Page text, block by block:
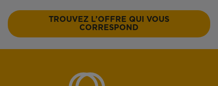
TROUVEZ L’OFFRE QUI VOUS
CORRESPOND